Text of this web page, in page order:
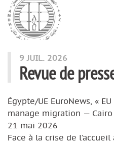
9 JUIL. 2026
Revue de
Égypte/UE EuroNews, «
manage migration —
21 mai 2026
Face à la crise de